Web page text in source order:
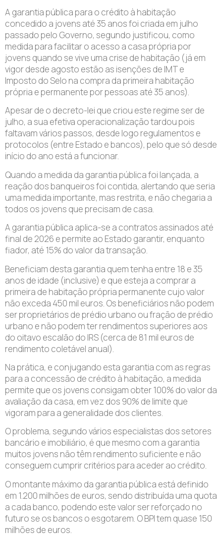
A garantia pública para o crédito à habitação
concedido a jovens até 35 anos foi criada em julho
passado pelo Governo, segundo justificou, como
medida para facilitar o acesso a casa própria por
jovens quando se vive uma crise de habitação (já em
vigor desde agosto estão as isenções de IMT e
Imposto do Selo na compra da primeira habitação
própria e permanente por pessoas até 35 anos).
Apesar de o decreto-lei que criou este regime ser de
julho, a sua efetiva operacionalização tardou pois
faltavam vários passos, desde logo regulamentos e
protocolos (entre Estado e bancos), pelo que só desde
início do ano está a funcionar.
Quando a medida da garantia pública foi lançada, a
reação dos banqueiros foi contida, alertando que seria
uma medida importante, mas restrita, e não chegaria a
todos os jovens que precisam de casa.
A garantia pública aplica-se a contratos assinados até
final de 2026 e permite ao Estado garantir, enquanto
fiador, até 15% do valor da transação.
Beneficiam desta garantia quem tenha entre 18 e 35
anos de idade (inclusive) e que esteja a comprar a
primeira de habitação própria permanente cujo valor
não exceda 450 mil euros. Os beneficiários não podem
ser proprietários de prédio urbano ou fração de prédio
urbano e não podem ter rendimentos superiores aos
do oitavo escalão do IRS (cerca de 81 mil euros de
rendimento coletável anual).
Na prática, e conjugando esta garantia com as regras
para a concessão de crédito à habitação, a medida
permite que os jovens consigam obter 100% do valor da
avaliação da casa, em vez dos 90% de limite que
vigoram para a generalidade dos clientes.
O problema, segundo vários especialistas dos setores
bancário e imobiliário, é que mesmo com a garantia
muitos jovens não têm rendimento suficiente e não
conseguem cumprir critérios para aceder ao crédito.
O montante máximo da garantia pública está definido
em 1.200 milhões de euros, sendo distribuída uma quota
a cada banco, podendo este valor ser reforçado no
futuro se os bancos o esgotarem. O BPI tem quase 150
milhões de euros.